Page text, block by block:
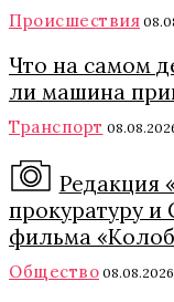
Происшествия
Что на самом
ли машина
Транспорт
Редакция
прокуратуру и
фильма
Общество